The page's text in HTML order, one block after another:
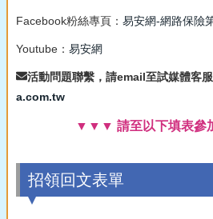
Facebook粉絲專頁： 易安網-網路保險
Youtube： 易安網
活動問題聯繫，請email至試媒體客服
a.com.tw
▼▼▼ 請至以下填表
招領回文表單